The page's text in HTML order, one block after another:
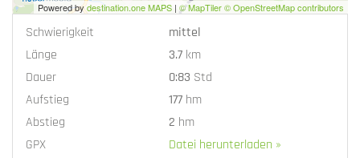
Powered bydestination.one MAPS | © MapTiler © OpenStreetMap contributors
Schwierigkeit
mittel
Länge
3.7 km
Dauer
0:83 Std
Aufstieg
177 hm
Abstieg
2 hm
GPX
Datei herunterladen »